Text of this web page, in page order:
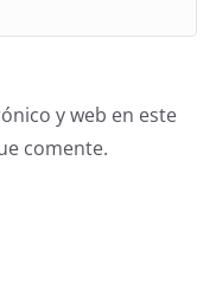
y web en este
comente.